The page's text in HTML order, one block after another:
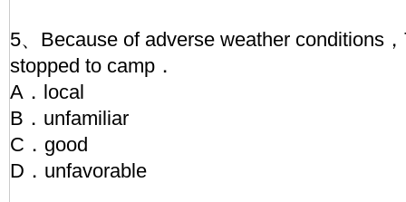
5、Because of adverse weather conditions
stopped to camp．
A．local
B．unfamiliar
C．good
D．unfavorable